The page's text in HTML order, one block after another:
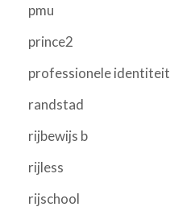
pmu
prince2
professionele identiteit
randstad
rijbewijs b
rijless
rijschool